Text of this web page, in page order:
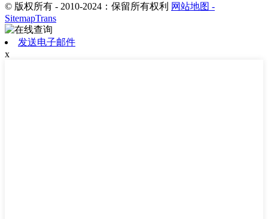
© 版权所有 - 2010-2024：保留所有权利 网站地图 -
SitemapTrans
发送电子邮件
x